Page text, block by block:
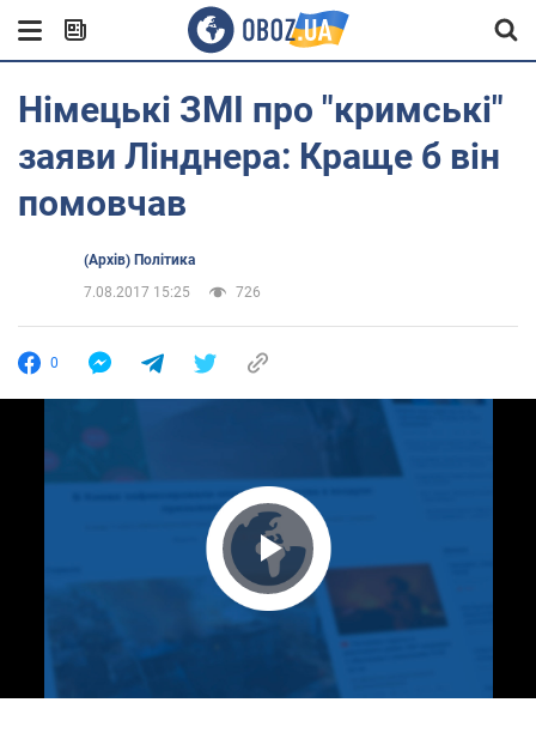
Німецькі ЗМІ про "кримські"
заяви Лінднера: Краще б він
помовчав
(Архів) Політика
7.08.2017 15:25
726
0
Play Video